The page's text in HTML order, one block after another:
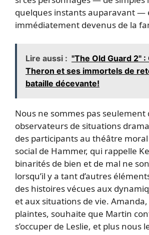
quelques instants auparavant —
immédiatement devenus de la
Lire aussi : "The Old Guard 2" :
Theron et ses immortels de
bataille décevante!
Nous ne sommes pas seulement
observateurs de situations
des participants au théâtre
social de Hammer, qui rappelle
binarités de bien et de mal ne
lorsqu’il y a tant d’autres
des histoires vécues aux
et aux situations de vie.
plaintes, souhaite que Martin
s’occuper de Leslie, et plus nous